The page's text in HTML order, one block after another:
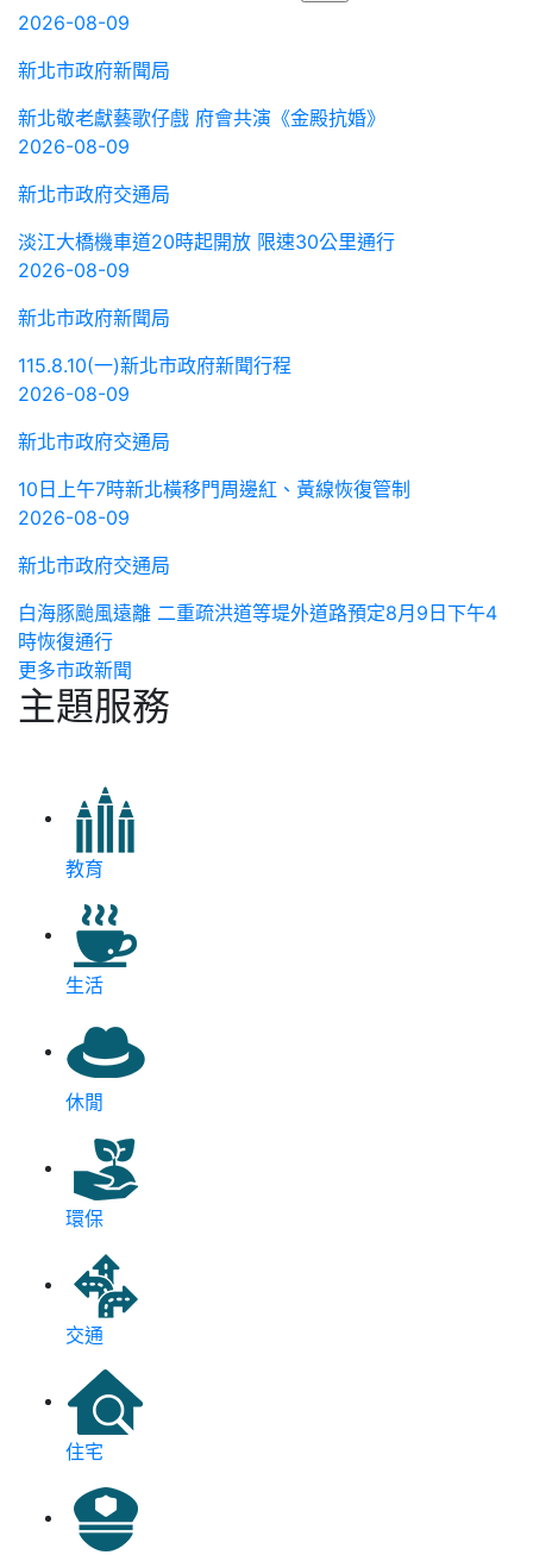
2026-08-09
新北市政府新聞局
新北敬老獻藝歌仔戲 府會共演《金殿抗婚》
2026-08-09
新北市政府交通局
淡江大橋機車道20時起開放 限速30公里通行
2026-08-09
新北市政府新聞局
115.8.10(一)新北市政府新聞行程
2026-08-09
新北市政府交通局
10日上午7時新北橫移門周邊紅、黃線恢復管制
2026-08-09
新北市政府交通局
白海豚颱風遠離 二重疏洪道等堤外道路預定8月9日下午4
時恢復通行
更多市政新聞
主題服務
教育
生活
休閒
環保
交通
住宅